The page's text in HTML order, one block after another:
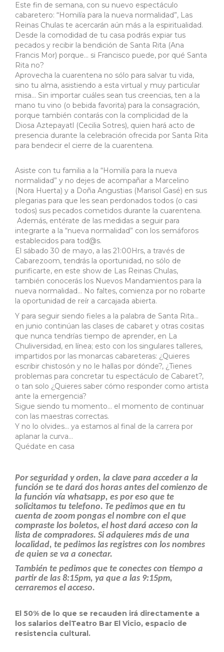
Este fin de semana, con su nuevo espectáculo
cabaretero: “Homilía para la nueva normalidad”, Las
Reinas Chulas te acercarán aún más a la espiritualidad.
Desde la comodidad de tu casa podrás expiar tus
pecados y recibir la bendición de Santa Rita (Ana
Francis Mor) porque… si Francisco puede, por qué Santa
Rita no?
Aprovecha la cuarentena no sólo para salvar tu vida,
sino tu alma, asistiendo a esta virtual y muy particular
misa… Sin importar cuáles sean tus creencias, ten a la
mano tu vino (o bebida favorita) para la consagración,
porque también contarás con la complicidad de la
Diosa Aztepayatl (Cecilia Sotres), quien hará acto de
presencia durante la celebración ofrecida por Santa Rita
para bendecir el cierre de la cuarentena.
Asiste con tu familia a la “Homilía para la nueva
normalidad” y no dejes de acompañar a Marcelino
(Nora Huerta) y a Doña Angustias (Marisol Gasé) en sus
plegarias para que les sean perdonados todos (o casi
todos) sus pecados cometidos durante la cuarentena.
Además, entérate de las medidas a seguir para
integrarte a la “nueva normalidad” con los semáforos
establecidos para tod@s.
El sábado 30 de mayo, a las 21:00Hrs, a través de
Cabarezoom, tendrás la oportunidad, no sólo de
purificarte, en este show de Las Reinas Chulas,
también conocerás los Nuevos Mandamientos para la
nueva normalidad… No faltes, comienza por no robarte
la oportunidad de reír a carcajada abierta.
Y para seguir siendo fieles a la palabra de Santa Rita…
en junio continúan las clases de cabaret y otras cositas
que nunca tendrías tiempo de aprender, en La
Chuliversidad, en línea; esto con los singulares talleres,
impartidos por las monarcas cabareteras: ¿Quieres
escribir chistosón y no le hallas por dónde?, ¿Tienes
problemas para concretar tu espectáculo de Cabaret?,
o tan solo ¿Quieres saber cómo responder como artista
ante la emergencia?
Sigue siendo tu momento… el momento de continuar
con las maestras correctas.
Y no lo olvides… ya estamos al final de la carrera por
aplanar la curva…
Quédate en casa
Por seguridad y orden, la clave para acceder a la
función se te dará dos horas antes del comienzo de
la función vía whatsapp, es por eso que te
solicitamos tu telefono. Te pedimos que en tu
cuenta de zoom pongas el nombre con el que
compraste los boletos, el host dará acceso con la
lista de compradores. Si adquieres más de una
localidad, te pedimos las registres con los nombres
de quien se va a conectar.
También te pedimos que te conectes con tiempo a
partir de las 8:15pm, ya que a las 9:15pm,
cerraremos el acceso.
El 50% de lo que se recauden irá directamente a
los salarios delTeatro Bar El Vicio, espacio de
resistencia cultural.